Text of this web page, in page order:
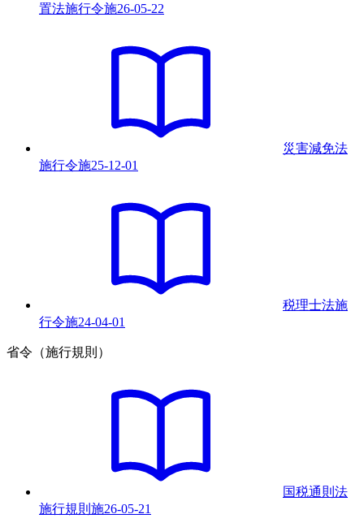
置法施行令施26-05-22
災害減免法
施行令施25-12-01
税理士法施
行令施24-04-01
省令（施行規則）
国税通則法
施行規則 施26-05-21